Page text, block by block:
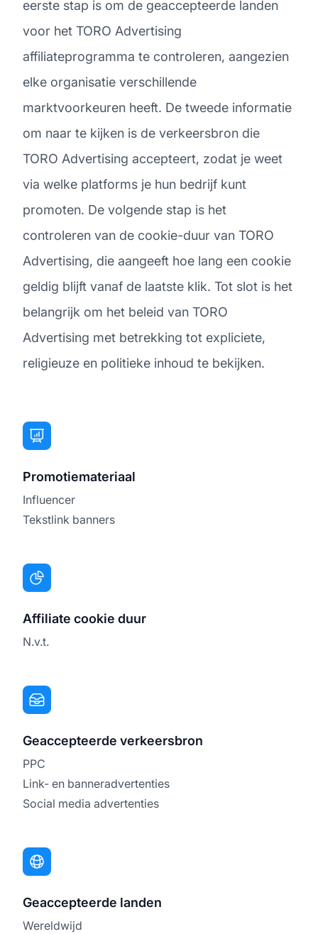
eerste stap is om de geaccepteerde landen
voor het TORO Advertising
affiliateprogramma te controleren, aangezien
elke organisatie verschillende
marktvoorkeuren heeft. De tweede informatie
om naar te kijken is de verkeersbron die
TORO Advertising accepteert, zodat je weet
via welke platforms je hun bedrijf kunt
promoten. De volgende stap is het
controleren van de cookie-duur van TORO
Advertising, die aangeeft hoe lang een cookie
geldig blijft vanaf de laatste klik. Tot slot is het
belangrijk om het beleid van TORO
Advertising met betrekking tot expliciete,
religieuze en politieke inhoud te bekijken.
Promotiemateriaal
Influencer
Tekstlink banners
Affiliate cookie duur
N.v.t.
Geaccepteerde verkeersbron
PPC
Link- en banneradvertenties
Social media advertenties
Geaccepteerde landen
Wereldwijd